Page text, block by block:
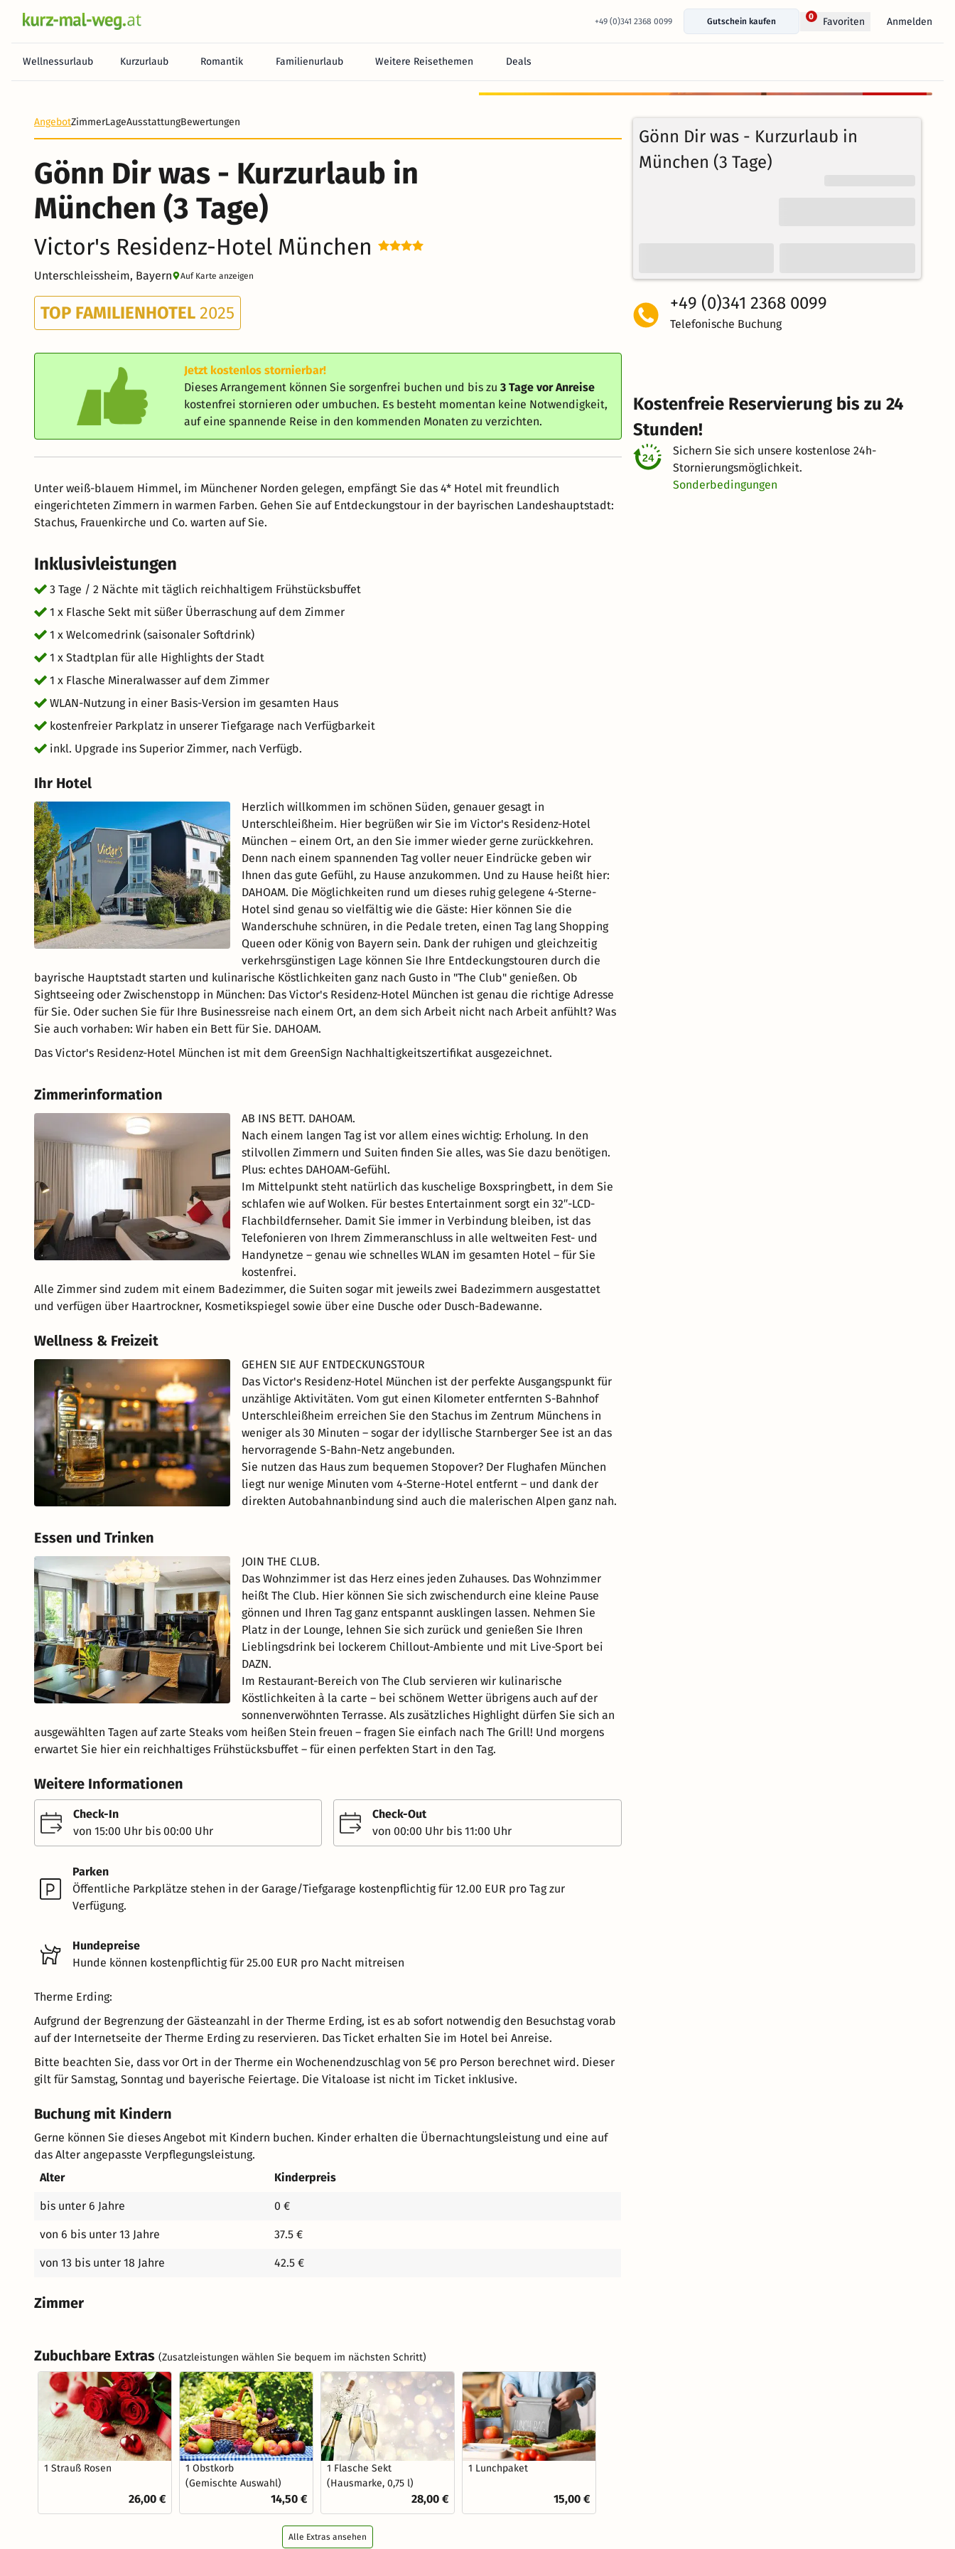
+49 (0)341 2368 0099 Gutschein kaufen
0 Favoriten Anmelden
Wellnessurlaub Kurzurlaub Romantik Familienurlaub Weitere Reisethemen Deals
97%
Weiterempfehlung
Bewertungen
4.5 /5
stornierbar
AngebotZimmerLageAusstattungBewertungen
Gönn Dir was - Kurzurlaub in
München (3 Tage)
Victor's Residenz-Hotel München
Unterschleissheim, Bayern Auf Karte anzeigen
TOP FAMILIENHOTEL 2025
Jetzt kostenlos stornierbar!
Dieses Arrangement können Sie sorgenfrei buchen und bis zu3 Tage vor Anreise
kostenfrei stornieren oder umbuchen. Es besteht momentan keine Notwendigkeit,
auf eine spannende Reise in den kommenden Monaten zu verzichten.
Unter weiß-blauem Himmel, im Münchener Norden gelegen, empfängt Sie das 4* Hotel mit freundlich
eingerichteten Zimmern in warmen Farben. Gehen Sie auf Entdeckungstour in der bayrischen Landeshauptstadt:
Stachus, Frauenkirche und Co. warten auf Sie.
Inklusivleistungen
3 Tage / 2 Nächte mit täglich reichhaltigem Frühstücksbuffet
1 x Flasche Sekt mit süßer Überraschung auf dem Zimmer
1 x Welcomedrink (saisonaler Softdrink)
1 x Stadtplan für alle Highlights der Stadt
1 x Flasche Mineralwasser auf dem Zimmer
WLAN-Nutzung in einer Basis-Version im gesamten Haus
kostenfreier Parkplatz in unserer Tiefgarage nach Verfügbarkeit
inkl. Upgrade ins Superior Zimmer, nach Verfügb.
Ihr Hotel
Herzlich willkommen im schönen Süden, genauer gesagt in
Unterschleißheim. Hier begrüßen wir Sie im Victor's Residenz-Hotel
München – einem Ort, an den Sie immer wieder gerne zurückkehren.
Denn nach einem spannenden Tag voller neuer Eindrücke geben wir
Ihnen das gute Gefühl, zu Hause anzukommen. Und zu Hause heißt hier:
DAHOAM. Die Möglichkeiten rund um dieses ruhig gelegene 4-Sterne-
Hotel sind genau so vielfältig wie die Gäste: Hier können Sie die
Wanderschuhe schnüren, in die Pedale treten, einen Tag lang Shopping
Queen oder König von Bayern sein. Dank der ruhigen und gleichzeitig
verkehrsgünstigen Lage können Sie Ihre Entdeckungstouren durch die
bayrische Hauptstadt starten und kulinarische Köstlichkeiten ganz nach Gusto in "The Club" genießen. Ob
Sightseeing oder Zwischenstopp in München: Das Victor's Residenz-Hotel München ist genau die richtige Adresse
für Sie. Oder suchen Sie für Ihre Businessreise nach einem Ort, an dem sich Arbeit nicht nach Arbeit anfühlt? Was
Sie auch vorhaben: Wir haben ein Bett für Sie. DAHOAM.
Das Victor's Residenz-Hotel München ist mit dem GreenSign Nachhaltigkeitszertifikat ausgezeichnet.
Zimmerinformation
AB INS BETT. DAHOAM.
Nach einem langen Tag ist vor allem eines wichtig: Erholung. In den
stilvollen Zimmern und Suiten finden Sie alles, was Sie dazu benötigen.
Plus: echtes DAHOAM-Gefühl.
Im Mittelpunkt steht natürlich das kuschelige Boxspringbett, in dem Sie
schlafen wie auf Wolken. Für bestes Entertainment sorgt ein 32″-LCD-
Flachbildfernseher. Damit Sie immer in Verbindung bleiben, ist das
Telefonieren von Ihrem Zimmeranschluss in alle weltweiten Fest- und
Handynetze – genau wie schnelles WLAN im gesamten Hotel – für Sie
kostenfrei.
Alle Zimmer sind zudem mit einem Badezimmer, die Suiten sogar mit jeweils zwei Badezimmern ausgestattet
und verfügen über Haartrockner, Kosmetikspiegel sowie über eine Dusche oder Dusch-Badewanne.
Wellness & Freizeit
GEHEN SIE AUF ENTDECKUNGSTOUR
Das Victor's Residenz-Hotel München ist der perfekte Ausgangspunkt für
unzählige Aktivitäten. Vom gut einen Kilometer entfernten S-Bahnhof
Unterschleißheim erreichen Sie den Stachus im Zentrum Münchens in
weniger als 30 Minuten – sogar der idyllische Starnberger See ist an das
hervorragende S-Bahn-Netz angebunden.
Sie nutzen das Haus zum bequemen Stopover? Der Flughafen München
liegt nur wenige Minuten vom 4-Sterne-Hotel entfernt – und dank der
direkten Autobahnanbindung sind auch die malerischen Alpen ganz nah.
Essen und Trinken
JOIN THE CLUB.
Das Wohnzimmer ist das Herz eines jeden Zuhauses. Das Wohnzimmer
heißt The Club. Hier können Sie sich zwischendurch eine kleine Pause
gönnen und Ihren Tag ganz entspannt ausklingen lassen. Nehmen Sie
Platz in der Lounge, lehnen Sie sich zurück und genießen Sie Ihren
Lieblingsdrink bei lockerem Chillout-Ambiente und mit Live-Sport bei
DAZN.
Im Restaurant-Bereich von The Club servieren wir kulinarische
Köstlichkeiten à la carte – bei schönem Wetter übrigens auch auf der
sonnenverwöhnten Terrasse. Als zusätzliches Highlight dürfen Sie sich an
ausgewählten Tagen auf zarte Steaks vom heißen Stein freuen – fragen Sie einfach nach The Grill! Und morgens
erwartet Sie hier ein reichhaltiges Frühstücksbuffet – für einen perfekten Start in den Tag.
Weitere Informationen
Check-In
von 15:00 Uhr bis 00:00 Uhr
Check-Out
von 00:00 Uhr bis 11:00 Uhr
Parken
Öffentliche Parkplätze stehen in der Garage/Tiefgarage kostenpflichtig für 12.00 EUR pro Tag zur
Verfügung.
Hundepreise
Hunde können kostenpflichtig für 25.00 EUR pro Nacht mitreisen
Therme Erding:
Aufgrund der Begrenzung der Gästeanzahl in der Therme Erding, ist es ab sofort notwendig den Besuchstag vorab
auf der Internetseite der Therme Erding zu reservieren. Das Ticket erhalten Sie im Hotel bei Anreise.
Bitte beachten Sie, dass vor Ort in der Therme ein Wochenendzuschlag von 5€ pro Person berechnet wird. Dieser
gilt für Samstag, Sonntag und bayerische Feiertage. Die Vitaloase ist nicht im Ticket inklusive.
Buchung mit Kindern
Gerne können Sie dieses Angebot mit Kindern buchen. Kinder erhalten die Übernachtungsleistung und eine auf
das Alter angepasste Verpflegungsleistung.
Alter
Kinderpreis
bis unter 6 Jahre 0 €
von 6 bis unter 13 Jahre 37.5 €
von 13 bis unter 18 Jahre 42.5 €
Zimmer
Zubuchbare Extras (Zusatzleistungen wählen Sie bequem im nächsten Schritt)
1 Strauß Rosen
26,00 €
1 Obstkorb
(Gemischte Auswahl)
14,50 €
1 Flasche Sekt
(Hausmarke, 0,75 l)
28,00 €
1 Lunchpaket
15,00 €
Alle Extras ansehen
Gönn Dir was - Kurzurlaub in
München (3 Tage)
+49 (0)341 2368 0099
Telefonische Buchung
Kostenfreie Reservierung bis zu 24
Stunden!
Sichern Sie sich unsere kostenlose 24h-
Stornierungsmöglichkeit.
Sonderbedingungen